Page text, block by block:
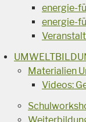
energie-
energie-
Materialien
Videos: